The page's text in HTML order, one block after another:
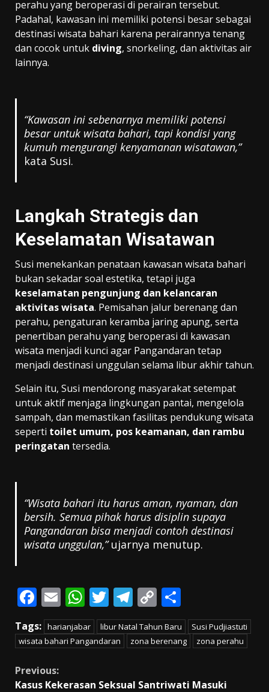
perahu yang beroperasi di perairan tersebut.
Padahal, kawasan ini memiliki potensi besar sebagai
destinasi wisata bahari karena perairannya tenang
dan cocok untuk diving, snorkeling, dan aktivitas air
lainnya.
“Kawasan ini sebenarnya memiliki potensi
besar untuk wisata bahari, tapi kondisi yang
kumuh mengurangi kenyamanan wisatawan,”
kata Susi.
Langkah Strategis dan
Keselamatan Wisatawan
Susi menekankan penataan kawasan wisata bahari
bukan sekadar soal estetika, tetapi juga
keselamatan pengunjung dan kelancaran
aktivitas wisata. Pemisahan jalur berenang dan
perahu, pengaturan keramba jaring apung, serta
penertiban perahu yang beroperasi di kawasan
wisata menjadi kunci agar Pangandaran tetap
menjadi destinasi unggulan selama libur akhir tahun.
Selain itu, Susi mendorong masyarakat setempat
untuk aktif menjaga lingkungan pantai, mengelola
sampah, dan memastikan fasilitas pendukung wisata
seperti toilet umum, pos keamanan, dan rambu
peringatan tersedia.
“Wisata bahari itu harus aman, nyaman, dan
bersih. Semua pihak harus disiplin supaya
Pangandaran bisa menjadi contoh destinasi
wisata unggulan,”ujarnya menutup.
F
ac
e
b
o
E
m
ai
l
W
h
at
s
T
w
itt
er
T
el
e
gr
C
o
p
y
h
ar
e
Tags: harianjabar libur Natal Tahun Baru
Susi Pudjiastuti
wisata bahari Pangandaran
zona berenang zona perahu
Continue
Previous:
Kasus Kekerasan Seksual Santriwati Masuki